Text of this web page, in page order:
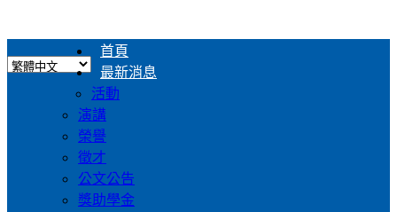
首頁
最新消息
活動
演講
榮譽
徵才
公文公告
獎助學金